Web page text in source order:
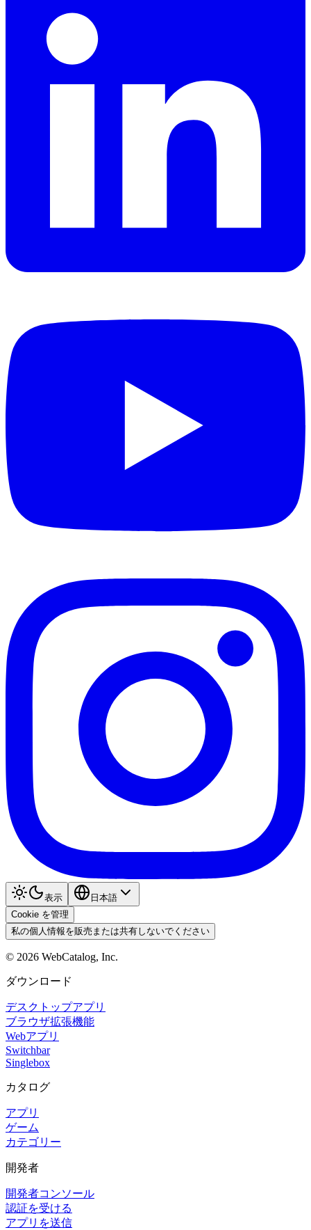
表示
日本語
Cookie を管理
私の個人情報を販売または共有しないでください
© 2026 WebCatalog, Inc.
ダウンロード
デスクトップアプリ
ブラウザ拡張機能
Webアプリ
Switchbar
Singlebox
カタログ
アプリ
ゲーム
カテゴリー
開発者
開発者コンソール
認証を受ける
アプリを送信